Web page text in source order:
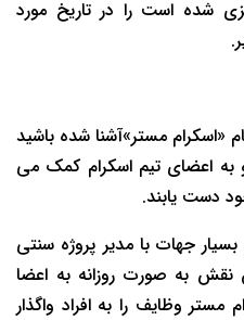
شده است را در تاریخ مورد
«اسکرام مستر»آشنا شده باشید
به اعضای تیم اسکرام کمک می
دست یابند.
بسیار جهات با مدیر پروژه سنتی
نقش به صورت روزانه به اعضا
وظایف را به افراد واگذار